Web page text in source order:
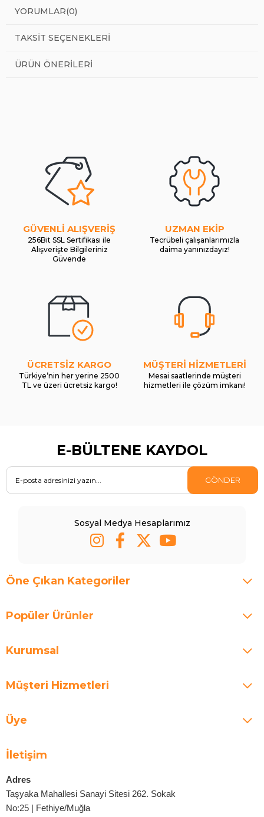
YORUMLAR(0)
TAKSIT SEÇENEKLERI
ÜRÜN ÖNERILERI
GÜVENLİ ALIŞVERİŞ
256Bit SSL Sertifikası ile
Alışverişte Bilgileriniz
Güvende
UZMAN EKİP
Tecrübeli çalışanlarımızla
daima yanınızdayız!
ÜCRETSİZ KARGO
Türkiye’nin her yerine 2500
TL ve üzeri ücretsiz kargo!
MÜŞTERİ HİZMETLERİ
Mesai saatlerinde müşteri
hizmetleri ile çözüm imkanı!
E-BÜLTENE KAYDOL
GÖNDER
Sosyal Medya Hesaplarımız
Öne Çıkan Kategoriler
Popüler Ürünler
Kurumsal
Müşteri Hizmetleri
Üye
İletişim
Adres
Taşyaka Mahallesi Sanayi Sitesi 262. Sokak
No:25 | Fethiye/Muğla